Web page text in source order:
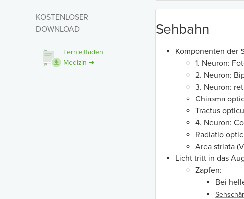
KOSTENLOSER
DOWNLOAD
Lernleitfaden
Medizin ➜
Sehbahn
Komponenten der
1. Neuron:
2. Neuron:
3. Neuron:
Chiasma
Tractus
4. Neuron:
Radiatio
Area striata
Licht tritt in das
Zapfen:
Bei